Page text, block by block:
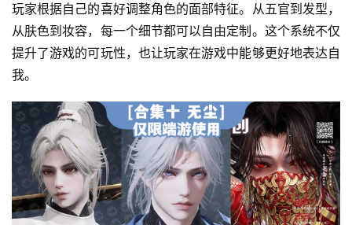
玩家根据自己的喜好调整角色的面部特征。从五官到发型，
从肤色到妆容，每一个细节都可以自由定制。这个系统不仅
提升了游戏的可玩性，也让玩家在游戏中能够更好地表达自
我。